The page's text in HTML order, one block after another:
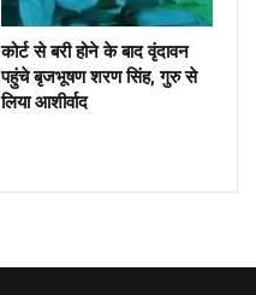
कोर्ट से बरी होने के बाद वृंदावन
पहुंचे बृजभूषण शरण सिंह, गुरु से
लिया आशीर्वाद